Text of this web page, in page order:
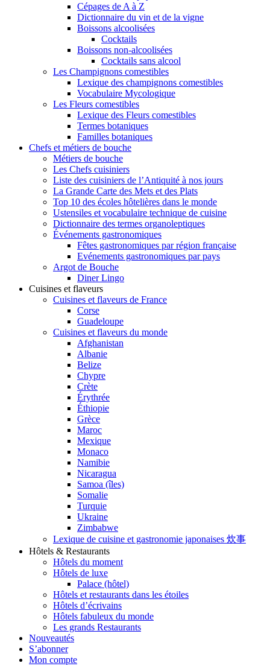
Cépages de A à Z
Dictionnaire du vin et de la vigne
Boissons alcoolisées
Cocktails
Boissons non-alcoolisées
Cocktails sans alcool
Les Champignons comestibles
Lexique des champignons comestibles
Vocabulaire Mycologique
Les Fleurs comestibles
Lexique des Fleurs comestibles
Termes botaniques
Familles botaniques
Chefs et métiers de bouche
Métiers de bouche
Les Chefs cuisiniers
Liste des cuisiniers de l’Antiquité à nos jours
La Grande Carte des Mets et des Plats
Top 10 des écoles hôtelières dans le monde
Ustensiles et vocabulaire technique de cuisine
Dictionnaire des termes organoleptiques
Événements gastronomiques
Fêtes gastronomiques par région française
Evénements gastronomiques par pays
Argot de Bouche
Diner Lingo
Cuisines et flaveurs
Cuisines et flaveurs de France
Corse
Guadeloupe
Cuisines et flaveurs du monde
Afghanistan
Albanie
Belize
Chypre
Crète
Érythrée
Éthiopie
Grèce
Maroc
Mexique
Monaco
Namibie
Nicaragua
Samoa (îles)
Somalie
Turquie
Ukraine
Zimbabwe
Lexique de cuisine et gastronomie japonaises 炊事
Hôtels & Restaurants
Hôtels du moment
Hôtels de luxe
Palace (hôtel)
Hôtels et restaurants dans les étoiles
Hôtels d’écrivains
Hôtels fabuleux du monde
Les grands Restaurants
Nouveautés
S’abonner
Mon compte